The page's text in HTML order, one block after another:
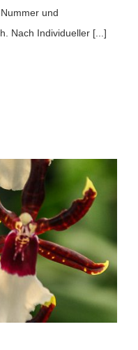
und
Nach Individueller [...]